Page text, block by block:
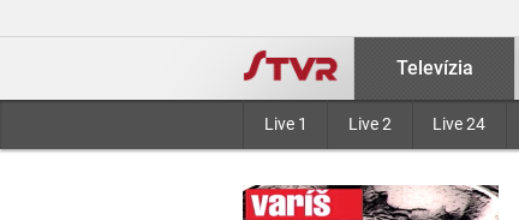
Televízia
Live 1 Live 2 Live 24